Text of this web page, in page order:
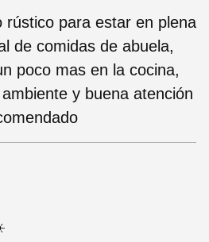
rústico para estar en plena
de comidas de abuela,
poco mas en la cocina,
y buena atención